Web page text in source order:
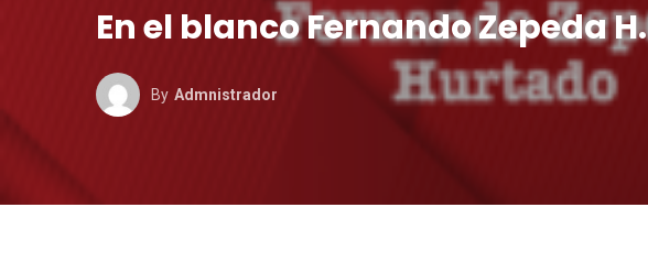
En el blanco Fernando Zepeda H.
By Admnistrador